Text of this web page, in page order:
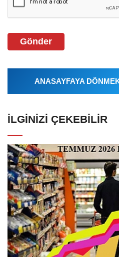
Gönder
ANASAYFAYA
İLGINIZI ÇEKEBILIR